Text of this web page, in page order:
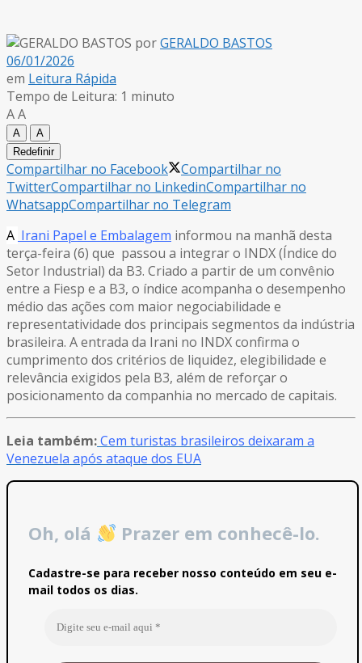
porGERALDO BASTOS
06/01/2026
em Leitura Rápida
Tempo de Leitura: 1 minuto
AA
A
A
Redefinir
Compartilhar no Facebook
Compartilhar no
TwitterCompartilhar no LinkedinCompartilhar no
WhatsappCompartilhar no Telegram
A Irani Papel e Embalagem informou na manhã desta
terça-feira (6) que passou a integrar o INDX (Índice do
Setor Industrial) da B3. Criado a partir de um convênio
entre a Fiesp e a B3, o índice acompanha o desempenho
médio das ações com maior negociabilidade e
representatividade dos principais segmentos da indústria
brasileira. A entrada da Irani no INDX confirma o
cumprimento dos critérios de liquidez, elegibilidade e
relevância exigidos pela B3, além de reforçar o
posicionamento da companhia no mercado de capitais.
Leia também:Cem turistas brasileiros deixaram a
Venezuela após ataque dos EUA
Oh, olá Prazer em conhecê-lo.
Cadastre-se para receber nosso conteúdo em seu e-
mail todos os dias.